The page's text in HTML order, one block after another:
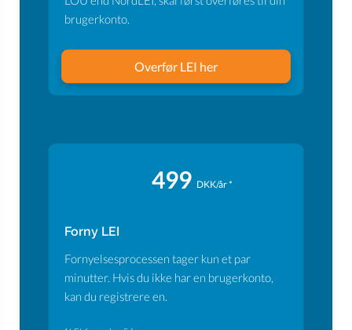
brugerkonto.
Overfør LEI her
499 DKK/år *
Forny LEI
Fornyelsesprocessen tager kun et par
minutter. Hvis du ikke har en brugerkonto,
kan du registrere en.